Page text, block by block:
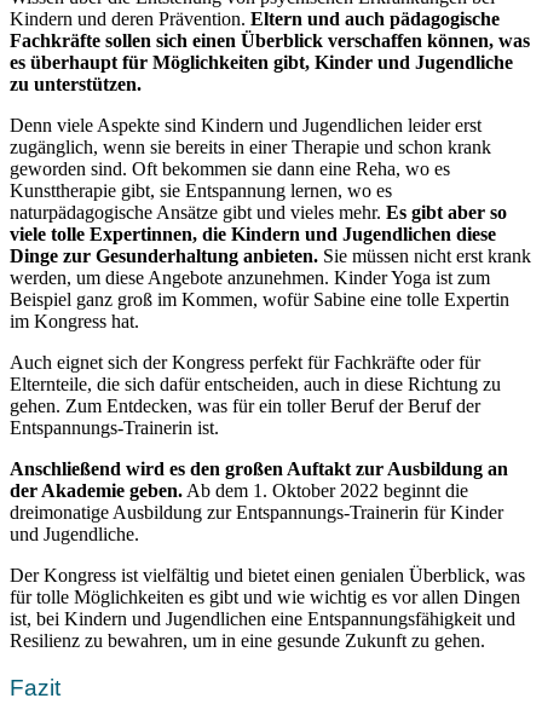
Kindern und deren Prävention. Eltern und auch pädagogische
Fachkräfte sollen sich einen Überblick verschaffen können, was
es überhaupt für Möglichkeiten gibt, Kinder und Jugendliche
zu unterstützen.
Denn viele Aspekte sind Kindern und Jugendlichen leider erst
zugänglich, wenn sie bereits in einer Therapie und schon krank
geworden sind. Oft bekommen sie dann eine Reha, wo es
Kunsttherapie gibt, sie Entspannung lernen, wo es
naturpädagogische Ansätze gibt und vieles mehr. Es gibt aber so
viele tolle Expertinnen, die Kindern und Jugendlichen diese
Dinge zur Gesunderhaltung anbieten. Sie müssen nicht erst krank
werden, um diese Angebote anzunehmen. Kinder Yoga ist zum
Beispiel ganz groß im Kommen, wofür Sabine eine tolle Expertin
im Kongress hat.
Auch eignet sich der Kongress perfekt für Fachkräfte oder für
Elternteile, die sich dafür entscheiden, auch in diese Richtung zu
gehen. Zum Entdecken, was für ein toller Beruf der Beruf der
Entspannungs-Trainerin ist.
Anschließend wird es den großen Auftakt zur Ausbildung an
der Akademie geben. Ab dem 1. Oktober 2022 beginnt die
dreimonatige Ausbildung zur Entspannungs-Trainerin für Kinder
und Jugendliche.
Der Kongress ist vielfältig und bietet einen genialen Überblick, was
für tolle Möglichkeiten es gibt und wie wichtig es vor allen Dingen
ist, bei Kindern und Jugendlichen eine Entspannungsfähigkeit und
Resilienz zu bewahren, um in eine gesunde Zukunft zu gehen.
Fazit